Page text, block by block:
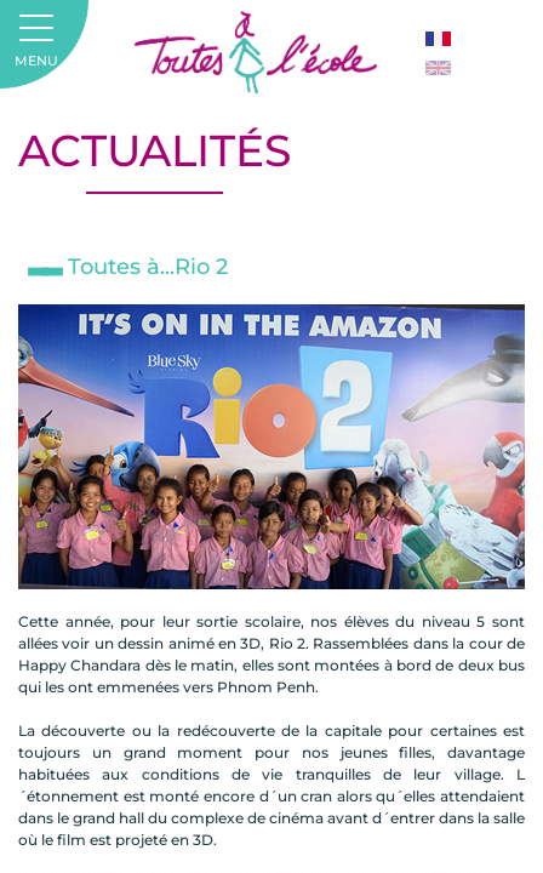
ACTUALITÉS
Toutes à...Rio 2
Cette année, pour leur sortie scolaire, nos élèves du niveau 5 sont
allées voir un dessin animé en 3D, Rio 2. Rassemblées dans la cour de
Happy Chandara dès le matin, elles sont montées à bord de deux bus
qui les ont emmenées vers Phnom Penh.
La découverte ou la redécouverte de la capitale pour certaines est
toujours un grand moment pour nos jeunes filles, davantage
habituées aux conditions de vie tranquilles de leur village. L
´étonnement est monté encore d´un cran alors qu´elles attendaient
dans le grand hall du complexe de cinéma avant d´entrer dans la salle
où le film est projeté en 3D.
MENU